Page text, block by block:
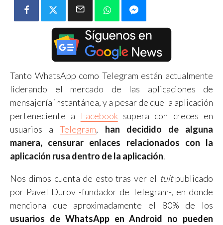
Tanto WhatsApp como Telegram están actualmente
liderando el mercado de las aplicaciones de
mensajería instantánea, y a pesar de que la aplicación
perteneciente a
Facebooksupera con creces en
usuarios aTelegram, han decidido de alguna
manera, censurar enlaces relacionados con la
aplicación rusa dentro de la aplicación.
Nos dimos cuenta de esto tras ver el tuitpublicado
por Pavel Durov -fundador de Telegram-, en donde
menciona que aproximadamente el 80% de los
usuarios de WhatsApp en Android no pueden